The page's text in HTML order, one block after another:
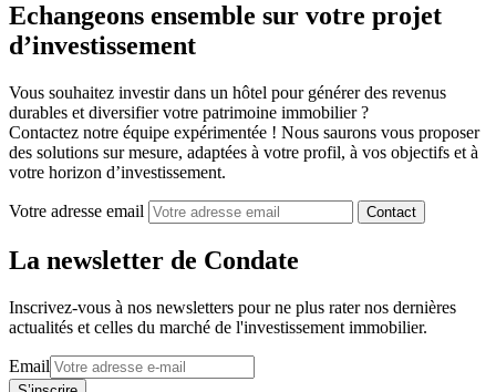
Echangeons ensemble sur votre projet
d’investissement
Vous souhaitez investir dans un hôtel pour générer des revenus
durables et diversifier votre patrimoine immobilier ?
Contactez notre équipe expérimentée ! Nous saurons vous proposer
des solutions sur mesure, adaptées à votre profil, à vos objectifs et à
votre horizon d’investissement.
Votre adresse email Contact
La newsletter de Condate
Inscrivez-vous à nos newsletters pour ne plus rater nos dernières
actualités et celles du marché de l'investissement immobilier.
Email